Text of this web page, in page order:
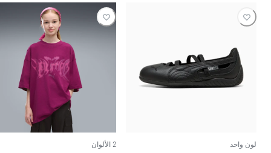
لون واحد 2 الألوان